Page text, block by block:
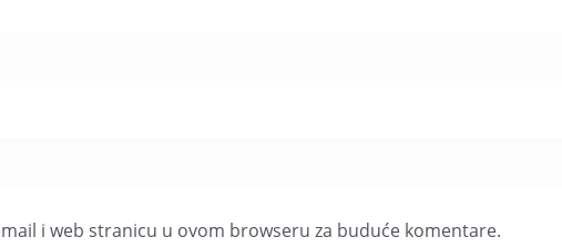
i web stranicu u ovom browseru za buduće komentare.